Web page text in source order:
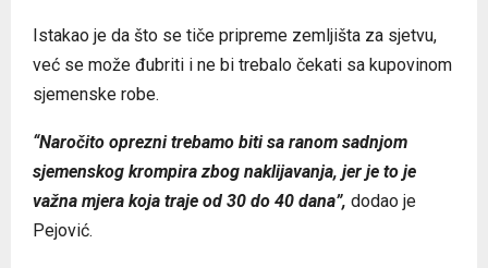
Istakao je da što se tiče pripreme zemljišta za sjetvu,
već se može đubriti i ne bi trebalo čekati sa kupovinom
sjemenske robe.
“Naročito oprezni trebamo biti sa ranom sadnjom
sjemenskog krompira zbog naklijavanja, jer je to je
važna mjera koja traje od 30 do 40 dana”, dodao je
Pejović.